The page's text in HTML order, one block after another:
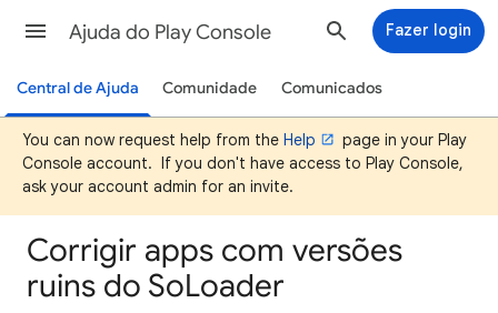
Ajuda do Play Console Fazer login
Central de Ajuda Comunidade Comunicados
You can now request help from the Help
page in your Play
Console account. If you don't have access to Play Console,
ask your account admin for an invite.
Corrigir apps com versões
ruins do SoLoader